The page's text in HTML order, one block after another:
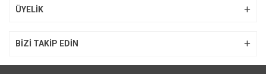
ÜYELİK
BİZİ TAKİP EDİN